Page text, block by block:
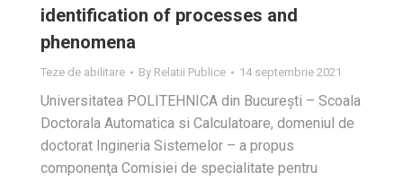
identification of processes and
phenomena
Teze de abilitare By Relatii Publice 14 septembrie 2021
Universitatea POLITEHNICA din Bucureşti – Scoala
Doctorala Automatica si Calculatoare, domeniul de
doctorat Ingineria Sistemelor – a propus
componenţa Comisiei de specialitate pentru